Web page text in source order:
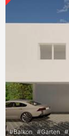
#Balkon #Garten #